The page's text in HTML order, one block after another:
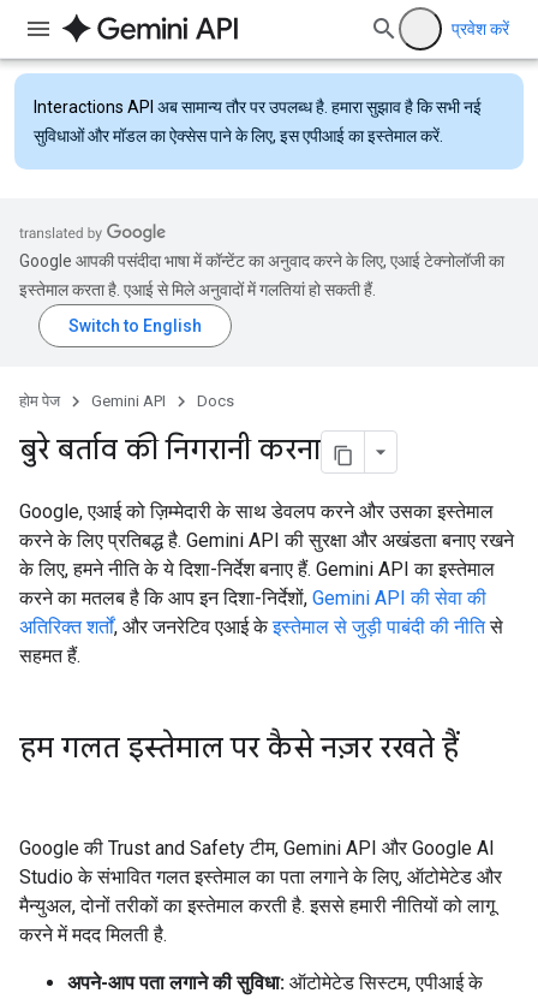
प्रवेश करें
Interactions API अब सामान्य तौर पर उपलब्ध है. हमारा सुझाव है कि सभी नई
सुविधाओं और मॉडल का ऐक्सेस पाने के लिए, इस एपीआई का इस्तेमाल करें.
Google आपकी पसंदीदा भाषा में कॉन्टेंट का अनुवाद करने के लिए, एआई टेक्नोलॉजी का
इस्तेमाल करता है. एआई से मिले अनुवादों में गलतियां हो सकती हैं.
होम पेज Gemini API Docs
बुरे बर्ताव की निगरानी करना
Google, एआई को ज़िम्मेदारी के साथ डेवलप करने और उसका इस्तेमाल
करने के लिए प्रतिबद्ध है. Gemini API की सुरक्षा और अखंडता बनाए रखने
के लिए, हमने नीति के ये दिशा-निर्देश बनाए हैं. Gemini API का इस्तेमाल
करने का मतलब है कि आप इन दिशा-निर्देशों, Gemini API की सेवा की
अतिरिक्त शर्तों, और जनरेटिव एआई केइस्तेमाल से जुड़ी पाबंदी की नीतिसे
सहमत हैं.
हम गलत इस्तेमाल पर कैसे नज़र रखते हैं
Google की Trust and Safety टीम, Gemini API और Google AI
Studio के संभावित गलत इस्तेमाल का पता लगाने के लिए, ऑटोमेटेड और
मैन्युअल, दोनों तरीकों का इस्तेमाल करती है. इससे हमारी नीतियों को लागू
करने में मदद मिलती है.
अपने-आप पता लगाने की सुविधा: ऑटोमेटेड सिस्टम, एपीआई के